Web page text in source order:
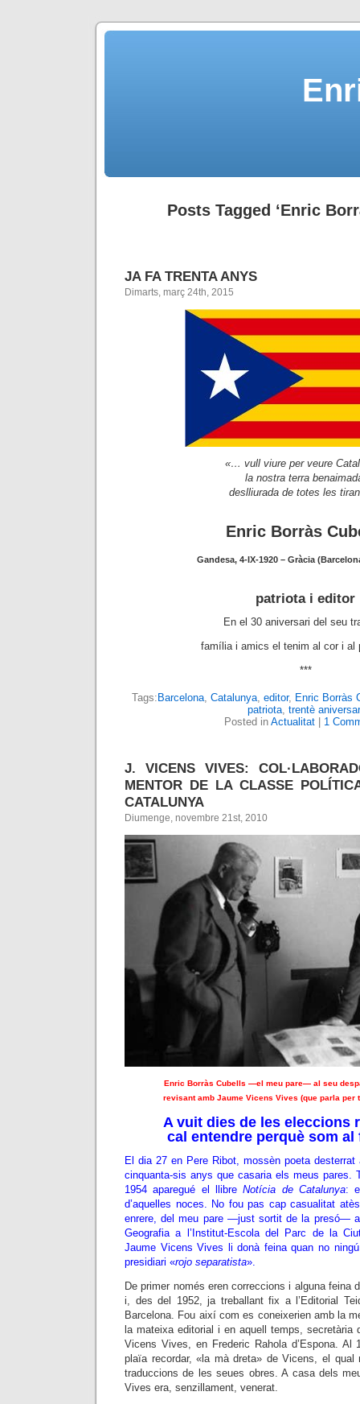
Posts Tagged ‘Enric
JA FA TRENTA ANYS
Dimarts, març 24th, 2015
«… vull viure per veure
la nostra terra
deslliurada de totes les
Enric Borràs
Gandesa, 4-IX-1920 – Gràcia
patriota i editor
En el 30 aniversari del seu
família i amics el tenim al cor i al
***
Tags:Barcelona Catalunya editor, Enric Borràs
patriota trentè
Posted in Actualitat | 1
J. VICENS VIVES:
MENTOR DE LA CLASSE
CATALUNYA
Diumenge, novembre 21st, 2010
Enric Borràs Cubells —el meu pare— al seu
revisant amb Jaume Vicens Vives (que parla per
A vuit dies de les eleccions
cal entendre perquè som al
El dia 27 en Pere Ribot, mossèn poeta
cinquanta-sis anys que casaria els meus pares.
1954 aparegué el llibreNotícia de Catalunya:
d’aquelles noces. No fou pas cap casualitat
enrere, del meu pare —just sortit de la presó—
Geografia a l’Institut-Escola del Parc de la
Jaume Vicens Vives li donà feina quan no
presidiari «rojo separatista».
De primer només eren correccions i alguna feina
i, des del 1952, ja treballant fix a l’Editorial
Barcelona. Fou així com es coneixerien amb la
la mateixa editorial i en aquell temps, secretària
Vicens Vives, en Frederic Rahola d’Espona.
plaïa recordar, «la mà dreta» de Vicens, el
traduccions de les seues obres. A casa dels
Vives era, senzillament, venerat.